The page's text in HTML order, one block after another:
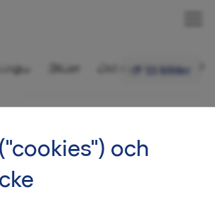
11 bilder
1 rok,
Bilder Ditt nya kvarter
du skapar
och